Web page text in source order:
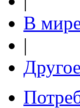
В
|
Другое